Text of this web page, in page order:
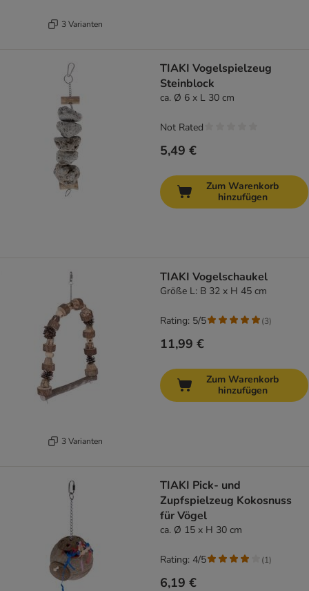
3 Varianten
TIAKI Vogelspielzeug
Steinblock
ca. Ø 6 x L 30 cm
5,49 €
Not Rated
Zum Warenkorb
hinzufügen
3 Varianten
TIAKI Vogelschaukel
Größe L: B 32 x H 45 cm
11,99 €
Rating: 5/5 (3)
Zum Warenkorb
hinzufügen
TIAKI Pick- und
Zupfspielzeug Kokosnuss
für Vögel
ca. Ø 15 x H 30 cm
6,19 €
Rating: 4/5 (1)